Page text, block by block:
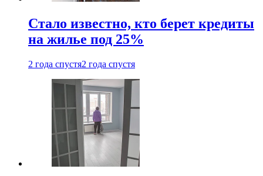
Стало известно, кто берет кредиты
на жилье под 25%
2 года спустя2 года спустя